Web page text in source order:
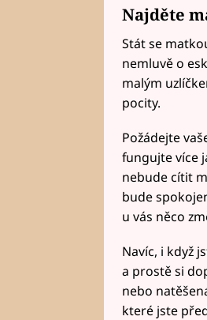
Najděte
Stát se
nemluvě o
malým
pocity.
Požádejte
fungujte více
nebude cítit
bude
u vás něco
Navíc, i když
a prostě si
nebo
které jste